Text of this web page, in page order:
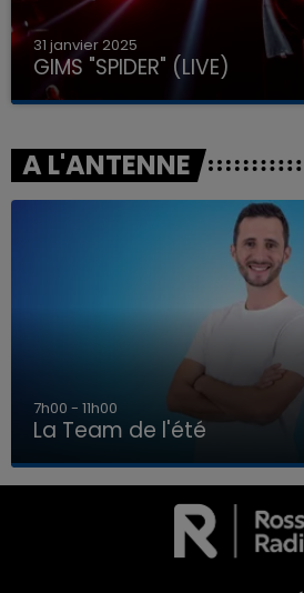
LA TEAM DE L'ÉTÉ
31 janvier 2025
GIMS "SPIDER" (LIVE)
A L'ANTENNE
7h00 - 11h00
La Team de l'été